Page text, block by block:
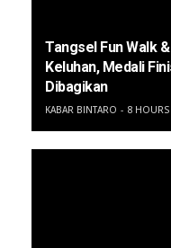
Tangsel Fun Walk
Keluhan, Medali
Dibagikan
KABAR BINTARO 8